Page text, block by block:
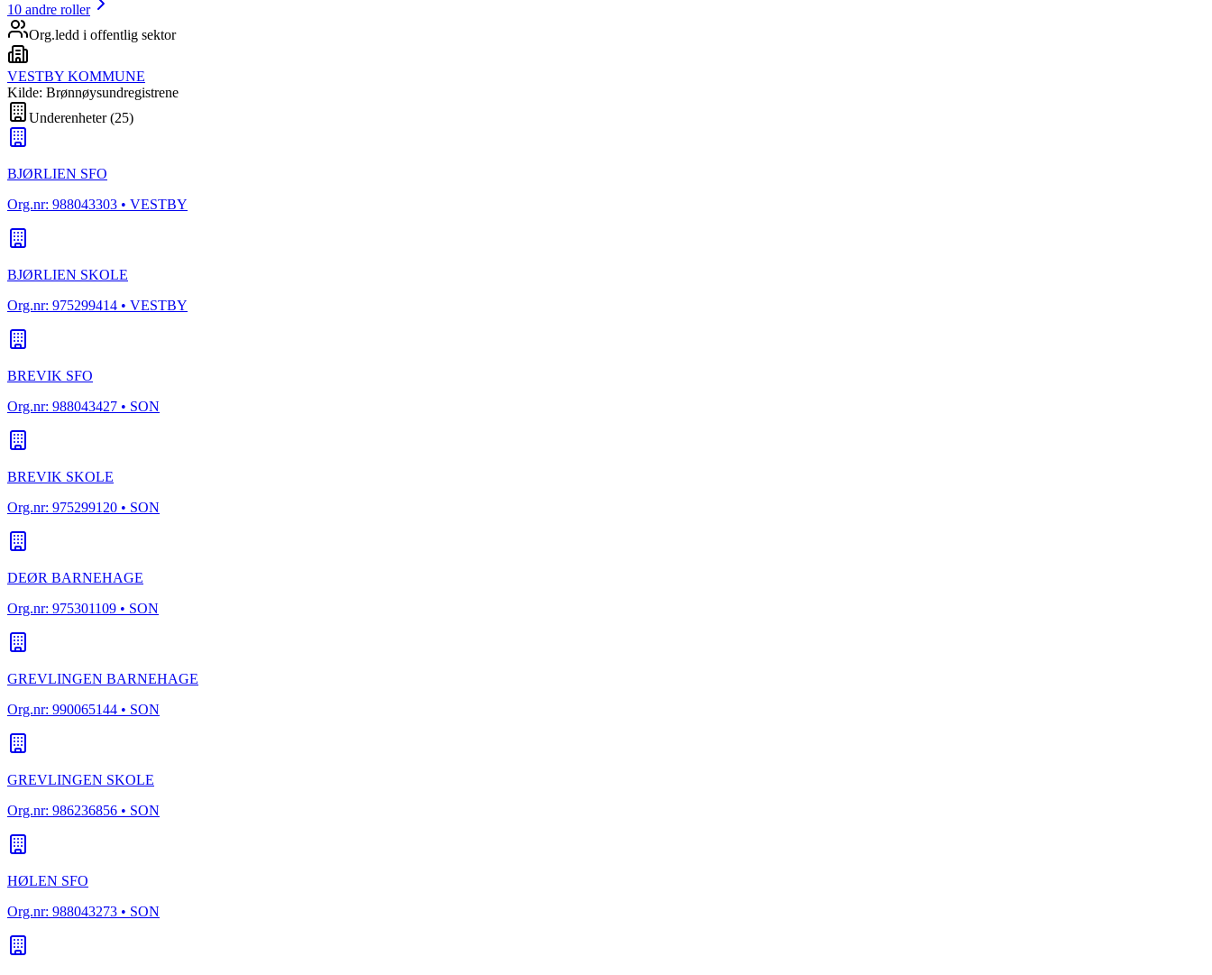
10 andre roller
Org.ledd i offentlig sektor
VESTBY KOMMUNE
Kilde: Brønnøysundregistrene
Underenheter(25)
BJØRLIEN SFO
Org.nr: 988043303 • VESTBY
BJØRLIEN SKOLE
Org.nr: 975299414 • VESTBY
BREVIK SFO
Org.nr: 988043427 • SON
BREVIK SKOLE
Org.nr: 975299120 • SON
DEØR BARNEHAGE
Org.nr: 975301109 • SON
GREVLINGEN BARNEHAGE
Org.nr: 990065144 • SON
GREVLINGEN SKOLE
Org.nr: 986236856 • SON
HØLEN SFO
Org.nr: 988043273 • SON